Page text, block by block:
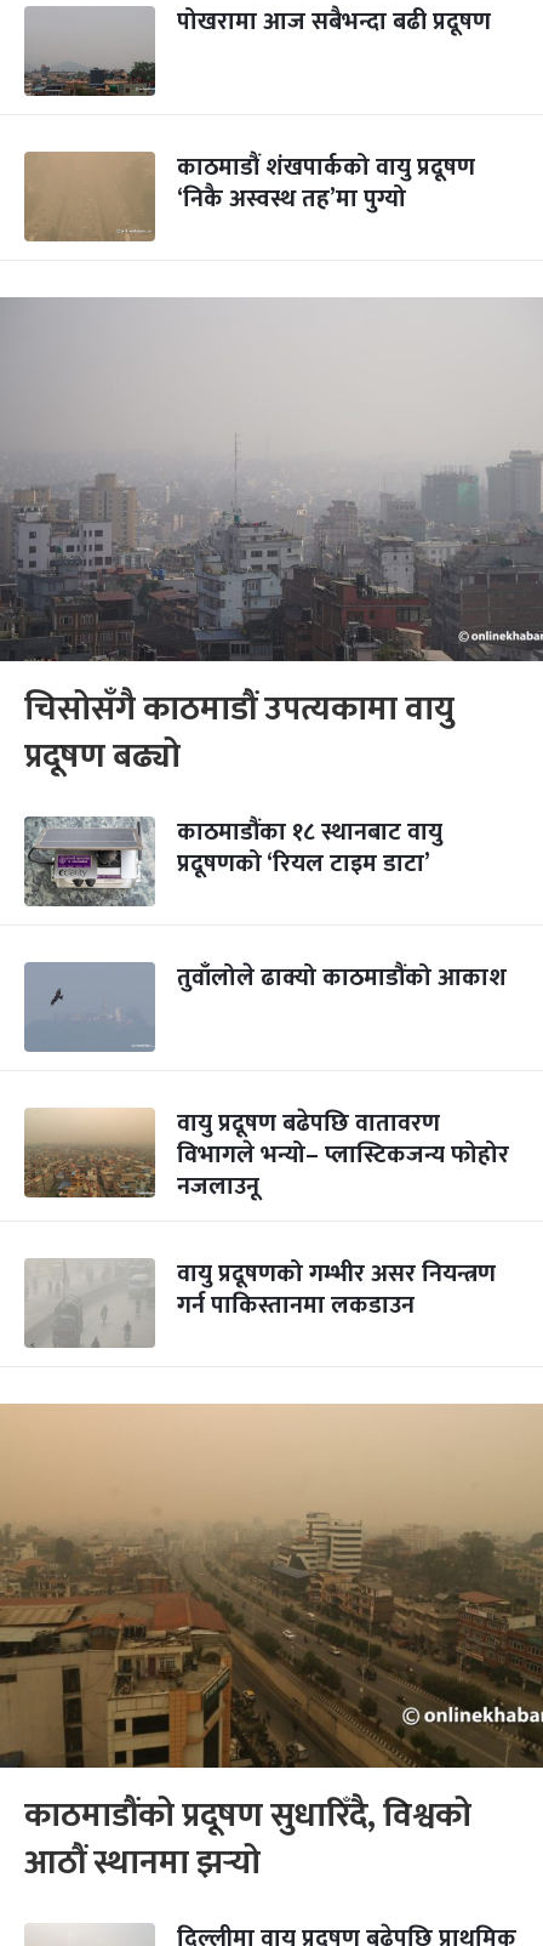
पोखरामा आज सबैभन्दा बढी प्रदूषण
काठमाडौं शंखपार्कको वायु प्रदूषण
‘निकै अस्वस्थ तह’मा पुग्यो
चिसोसँगै काठमाडौं उपत्यकामा वायु
प्रदूषण बढ्यो
काठमाडौंका १८ स्थानबाट वायु
प्रदूषणको ‘रियल टाइम डाटा’
तुवाँलोले ढाक्यो काठमाडौंको आकाश
वायु प्रदूषण बढेपछि वातावरण
विभागले भन्यो– प्लास्टिकजन्य फोहोर
नजलाउनू
वायु प्रदूषणको गम्भीर असर नियन्त्रण
गर्न पाकिस्तानमा लकडाउन
काठमाडौंको प्रदूषण सुधारिँदै, विश्वको
आठौं स्थानमा झर्‍यो